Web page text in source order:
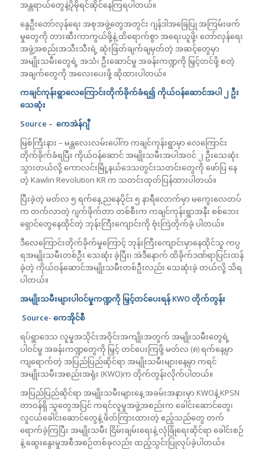
အန္တရာယ်တွေနဲ့ပိုမိုရင်ဆိုင်နေကြရပါတယ်။
နွေဦးတော်လှန်ရေး အစုအဖွဲ့တွေအတွင်း ဂျန်ဒါအခြေပြု အကြမ်းဖက်
မှုတွေကို တားဆီးကာကွယ်ဖို့နဲ့ ထိရောက်စွာ အရေးယူဖို့၊ တော်လှန်ရေး
အဖွဲ့အစည်းအသီးသီးရဲ့ ဆုံးဖြတ်ချက်ချမှတ်တဲ့ အဆင့်တွေမှာ
အမျိုးသမီးတွေရဲ့ အသံ၊ ဦးဆောင်မှု အခန်းကဏ္ဍကို မြှင့်တင်ဖို့ စတဲ့
အချက်တွေကို အလေးပေးဖို့ ဆိုထားပါတယ်။
ကချင်ကုန်းရွာလေကြောင်းတိုက်ခိုက်ခံရ၍ ကိုယ်ဝန်ဆောင်အပါ ၂ ဦး
သေဆုံး
Source – ကေအဲန်ဂျီ
မြစ်ကြီးနား – မန္တလေးလမ်းပေါ်က ကချင်ကုန်းရွာမှာ လေကြောင်း
တိုက်ခိုက်ခံရပြီး ကိုယ်ဝန်ဆောင် အမျိုးသမီးအပါအဝင် ၂ ဦးသေဆုံး
သွားတယ်လို့ ကောလင်းမြို့နယ်ဒေသတွင်းသတင်းတွေကို ဖော်ပြ နေ
တဲ့ Kawlin Revolution KR က သတင်းထုတ်ပြန်ထားပါတယ်။
ပြီးခဲ့တဲ့ မတ်လ ၅ ရက်နေ့ ညနေပိုင်း ၅ နာရီလောက်မှာ မကွေးလေတပ်
က တက်လာတဲ့ ဂျက်ဖိုက်တာ တစ်စီးက ကချင်ကုန်းရွာအနီး စစ်ဘေး
ရှောင်တွေနေထိုင်တဲ့ ဘုန်းကြီးကျောင်းကို ဗုံးကြဲတိုက်ခဲ့ ပါတယ်။
ဒီလေကြောင်းတိုက်ခိုက်မှုကြောင့် ဘုန်းကြီးကျောင်းမှာနေထိုင်သူ ကပ္ပ
ရအမျိုးသမီးတစ်ဦး သေဆုံး ခဲ့ပြီး၊ အဲဒီနောက် ထိခိုက်ဒဏ်ရာပြင်းထန်
ခဲ့တဲ့ ကိုယ်ဝန်ဆောင်အမျိုးသမီးတစ်ဦးလည်း သေဆုံးခဲ့ တယ်လို့ သိရ
ပါတယ်။
အမျိုးသမီးများပါဝင်မှုကဏ္ဍကို မြှင့်တင်ပေးရန်KWOတိုက်တွန်း
Source- ကေအိုင်စီ
ရပ်ရွာဒေသ လူမှုအသိုင်းအဝိုင်းအကျိုးအတွက် အမျိုးသမီးတွေရဲ့
ပါဝင်မှု အခန်းကဏ္ဍတွေကို မြှင့် တင်ပေးကြဖို့ မတ်လ (၈) ရက်နေ့မှာ
ကျရောက်တဲ့ အပြည်ပြည်ဆိုင်ရာ အမျိုးသမီးများနေ့မှာ ကရင်
အမျိုးသမီးအစည်းအရုံး (KWO)က တိုက်တွန်းလိုက်ပါတယ်။
အပြည်ပြည်ဆိုင်ရာ အမျိုးသမီးများနေ့ အခမ်းအနားမှာ KWOနဲ့ KPSN
တာဝန်ရှိ သူတွေအပြင် ကရင်လူမှုအဖွဲ့အစည်းက ခေါင်းဆောင်တွေ၊
လူငယ်ခေါင်းဆောင်တွေနဲ့ ဖိတ်ကြားထားတဲ့ ဧည့်သည်တွေ တက်
ရောက်ခဲ့ကြပြီး အမျိုးသမီး ငြိမ်းချမ်းရေးနဲ့ လုံခြုံရေးဆိုင်ရာ ခေါင်းစဉ်
နဲ့ ဆွေးနွေးမှုအစီအစဉ်တစ်ခုလည်း ထည့်သွင်းပြုလုပ်ခဲ့ပါတယ်။